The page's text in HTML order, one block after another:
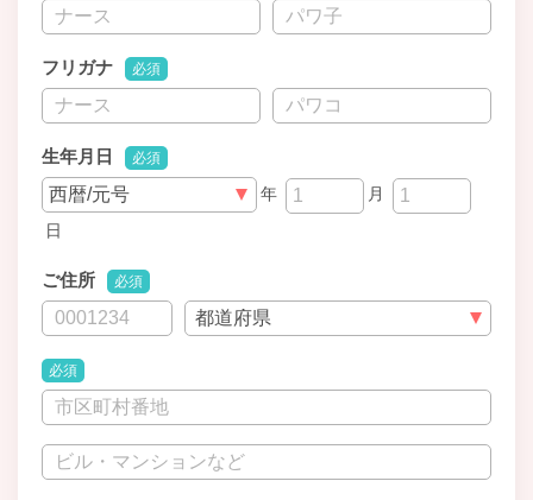
フリガナ 必須
生年月日 必須
年
月
日
ご住所 必須
必須